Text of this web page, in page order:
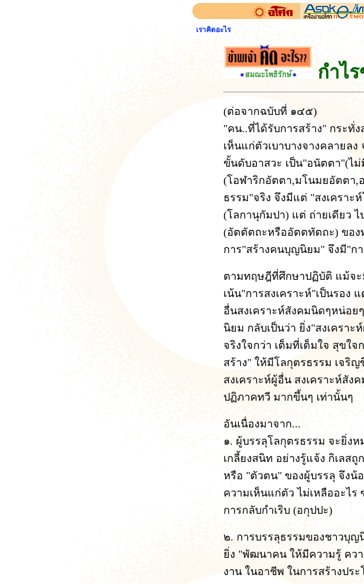
เราคิดอะไร
กำไ
(ต่อจากฉบับที่ ๑๔๕)
"คน..ที่ได้รับการสร้าง" กระทั่
เห็นแก่ตัวเบาบางจางคลายล
ขั้นดับอาสวะ เป็น"อนัตตา"(ไ
(โอฬาริกอัตตา,มโนมยอัตตา,
ธรรม"จริง จึงมีแต่ "สงเครา
(โลกานุกัมปา) แต่ ถ่ายเดียว
(อัตตัตถะหรืออัตตทัตถะ) ขอ
การ"สร้างคนบุญนิยม" จึงมี"ก
ตามทฤษฎีที่ศึกษาปฏิบัติ แม้จะ
เน้น"การสงเคราะห์"เป็นรอง
อื่นสงเคราะห์สังคมนิดๆหน่อ
นิยม กลับเป็นว่า ยิ่ง"สงเคราะ
จริงใจกว่า เต็มที่เต็มใจ สุขใ
สร้าง" ให้มีโลกุตรธรรม เจริ
สงเคราะห์ผู้อื่น สงเคราะห์สัง
ปฏิภาคทวี มากขึ้นๆ เท่านั้นๆ
อันเนื่องมาจาก...
๑. ผู้บรรลุโลกุตรธรรม จะยิ่ง
เกลี้ยงสนิท อย่างรู้แจ้ง กิเลส
หรือ "ตัวตน" ของผู้บรรลุ จึง
ความเห็นแก่ตัว ไม่เหลืออะไ
การกลับกำเริบ (อกุปปะ)
๒. การบรรลุธรรมของชาวบุ
ยิ่ง "พัฒนาคน ให้มีความรู้ คว
งาน ในอาชีพ ในการสร้างป